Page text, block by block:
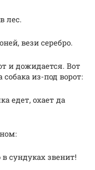
лес.
вези серебро.
и дожидается. Вот
собака из-под ворот:
едет, охает да
сундуках звенит!